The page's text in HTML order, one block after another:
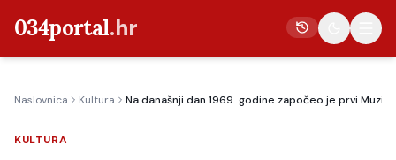
034portal.hr
Crna kronika
Naslovnica Kultura Na današnji dan 1969. godine započeo je prvi
KULTURA